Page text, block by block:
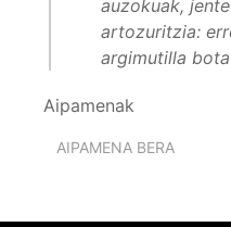
auzokuak,
artozuritzia:
argimutilla
Aipamenak
AIPAMENA BERA